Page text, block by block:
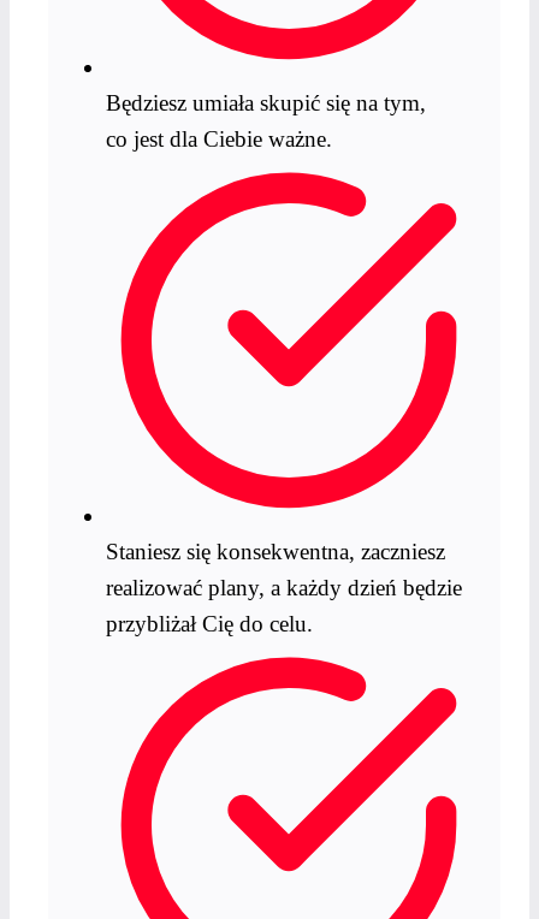
Będziesz umiała skupić się na tym,
co jest dla Ciebie ważne.
Staniesz się konsekwentna, zaczniesz
realizować plany, a każdy dzień będzie
przybliżał Cię do celu.